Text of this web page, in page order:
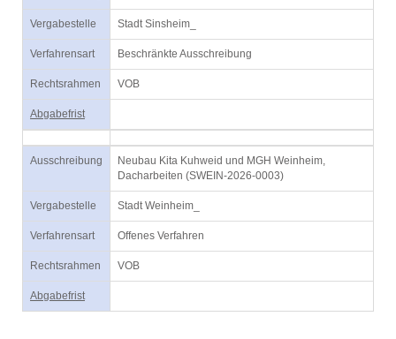
Vergabestelle Stadt Sinsheim_
Verfahrensart Beschränkte Ausschreibung
Rechtsrahmen VOB
Abgabefrist
Ausschreibung
Neubau Kita Kuhweid und MGH Weinheim,
Dacharbeiten (SWEIN-2026-0003)
Vergabestelle Stadt Weinheim_
Verfahrensart Offenes Verfahren
Rechtsrahmen VOB
Abgabefrist